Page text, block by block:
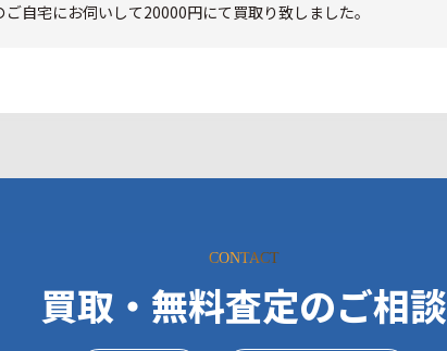
自宅にお伺いして20000円にて買取り致しました。
CONTACT
買取・無料査定のご相談